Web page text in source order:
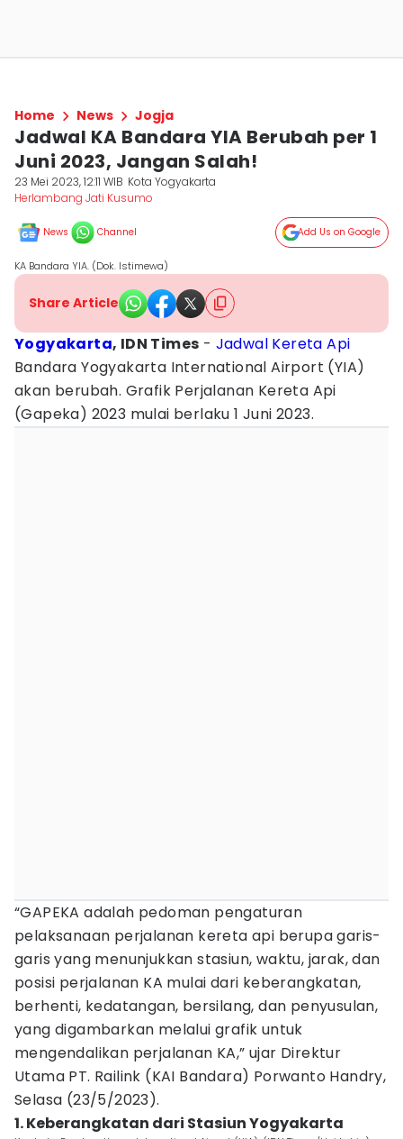
Home News Jogja
Jadwal KA Bandara YIA Berubah per 1
Juni 2023, Jangan Salah!
23 Mei 2023, 12:11 WIB Kota Yogyakarta
Herlambang Jati Kusumo
News Channel Add Us on Google
KA Bandara YIA. (Dok. Istimewa)
Share Article
Yogyakarta, IDN Times - Jadwal Kereta Api
Bandara Yogyakarta International Airport (YIA)
akan berubah. Grafik Perjalanan Kereta Api
(Gapeka) 2023 mulai berlaku 1 Juni 2023.
“GAPEKA adalah pedoman pengaturan
pelaksanaan perjalanan kereta api berupa garis-
garis yang menunjukkan stasiun, waktu, jarak, dan
posisi perjalanan KA mulai dari keberangkatan,
berhenti, kedatangan, bersilang, dan penyusulan,
yang digambarkan melalui grafik untuk
mengendalikan perjalanan KA,” ujar Direktur
Utama PT. Railink (KAI Bandara) Porwanto Handry,
Selasa (23/5/2023).
1. Keberangkatan dari Stasiun Yogyakarta